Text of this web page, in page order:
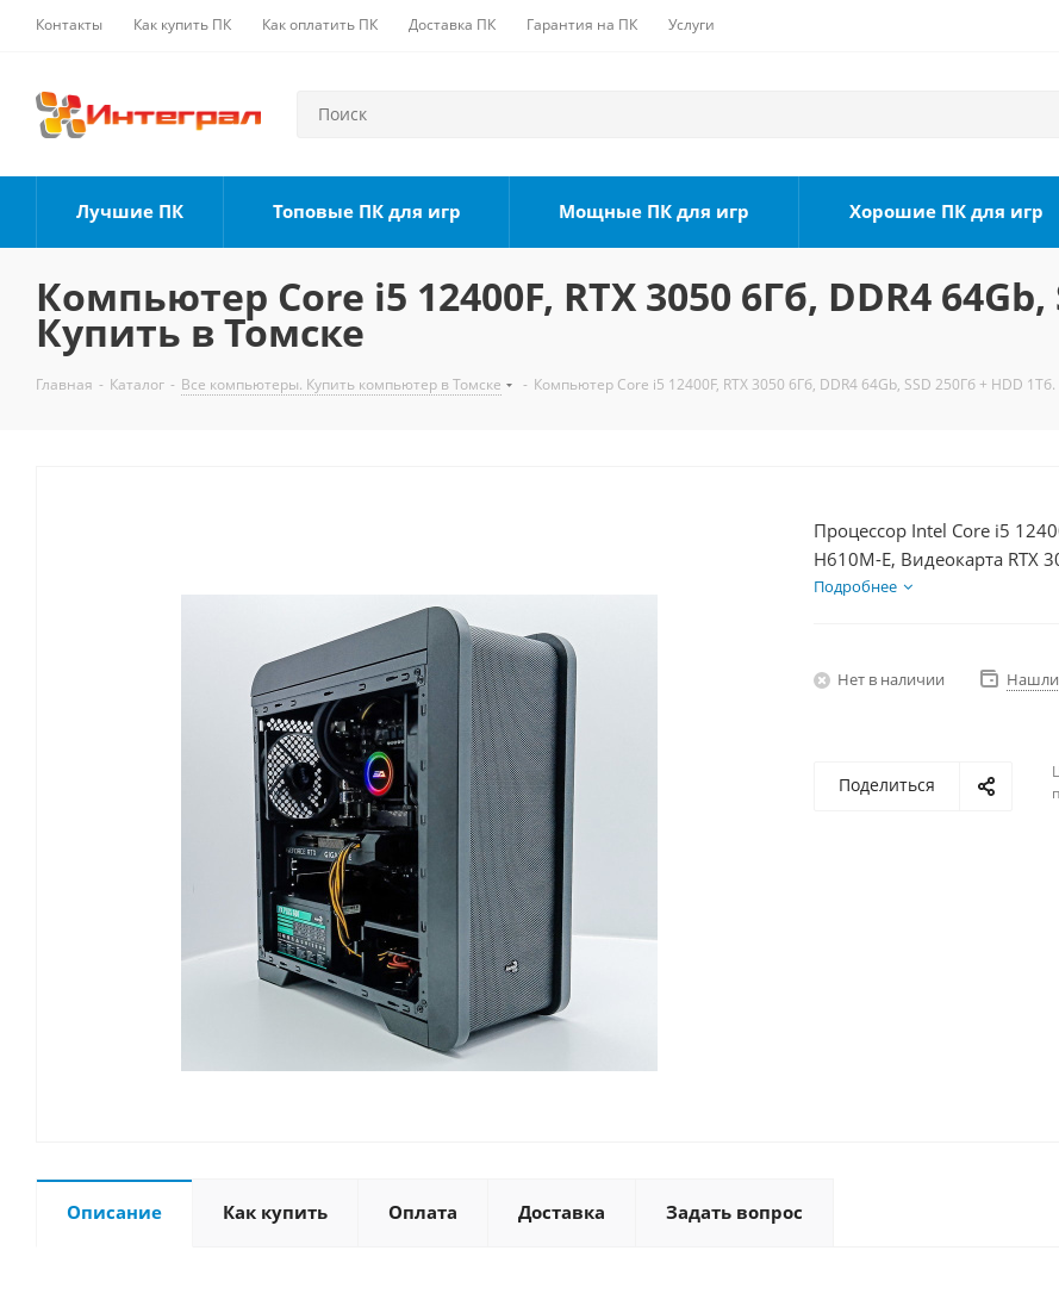
Контакты Как купить ПК Как оплатить ПК Доставка ПК Гарантия на ПК Услуги
Лучшие ПК Топовые ПК для игр Мощные ПК для игр Хорошие ПК для игр
Компьютер Core i5 12400F, RTX 3050 6Гб, DDR4 64Gb,
Купить в Томске
Главная - Каталог - Все компьютеры. Купить компьютер в Томске - Компьютер Core i5 12400F, RTX 3050 6Гб, DDR4 64Gb, SSD 250Гб + HDD
Процессор Intel Core i5
H610M-E, Видеокарта RTX
1Тб, БП 500Вт
Подробнее
Нет в наличии Нашли
Поделиться
Описание Как купить Оплата Доставка Задать вопрос